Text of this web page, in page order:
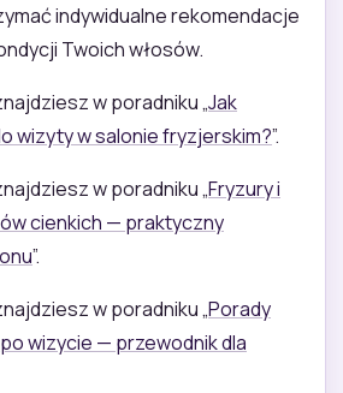
indywidualne rekomendacje
Twoich włosów.
w poradniku „Jak
wizyty w salonie fryzjerskim?”.
w poradniku „Fryzury i
cienkich — praktyczny
”.
w poradniku „Porady
wizycie — przewodnik dla